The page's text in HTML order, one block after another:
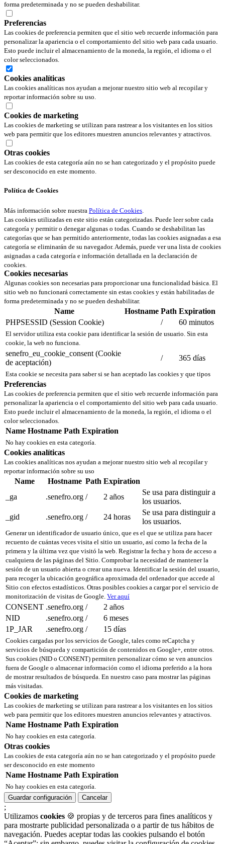
forma predeterminada y no se pueden deshabilitar.
Preferencias
Las cookies de preferencia permiten que el sitio web recuerde información para
personalizar la apariencia o el comportamiento del sitio web para cada usuario.
Esto puede incluir el almacenamiento de la moneda, la región, el idioma o el
color seleccionados.
Cookies analíticas
Las cookies analíticas nos ayudan a mejorar nuestro sitio web al recopilar y
reportar información sobre su uso.
Cookies de marketing
Las cookies de marketing se utilizan para rastrear a los visitantes en los sitios
web para permitir que los editores muestren anuncios relevantes y atractivos.
Otras cookies
Las cookies de esta categoría aún no se han categorizado y el propósito puede
ser desconocido en este momento.
Política de Cookies
Más información sobre nuestra Política de Cookies.
Las cookies utilizadas en este sitio están categorizadas. Puede leer sobre cada
categoría y permitir o denegar algunas o todas. Cuando se deshabilitan las
categorías que se han permitido anteriormente, todas las cookies asignadas a esa
categoría se eliminarán de su navegador. Además, puede ver una lista de cookies
asignadas a cada categoría e información detallada en la declaración de
cookies.
Cookies necesarias
Algunas cookies son necesarias para proporcionar una funcionalidad básica. El
sitio web no funcionará correctamente sin estas cookies y están habilitadas de
forma predeterminada y no se pueden deshabilitar.
Name Hostname Path Expiration
PHPSESSID (Session Cookie)
/ 60 minutos
El servidor utiliza esta cookie para identificar la sesión de usuario. Sin esta
cookie, la web no funciona.
senefro_eu_cookie_consent (Cookie
de aceptación)
/ 365 días
Esta cookie se necesita para saber si se han aceptado las cookies y que tipos
Preferencias
Las cookies de preferencia permiten que el sitio web recuerde información para
personalizar la apariencia o el comportamiento del sitio web para cada usuario.
Esto puede incluir el almacenamiento de la moneda, la región, el idioma o el
color seleccionados.
Name Hostname Path Expiration
No hay cookies en esta categoría.
Cookies analíticas
Las cookies analíticas nos ayudan a mejorar nuestro sitio web al recopilar y
reportar información sobre su uso
Name Hostname Path Expiration
_ga
.senefro.org / 2 años
Se usa para distinguir a
los usuarios.
_gid
.senefro.org / 24 horas
Se usa para distinguir a
los usuarios.
Generar un identificador de usuario único, que es el que se utiliza para hacer
recuento de cuántas veces visita el sitio un usuario, así como la fecha de la
primera y la última vez que visitó la web. Registrar la fecha y hora de acceso a
cualquiera de las páginas del Sitio. Comprobar la necesidad de mantener la
sesión de un usuario abierta o crear una nueva. Identificar la sesión del usuario,
para recoger la ubicación geográfica aproximada del ordenador que accede al
Sitio con efectos estadísticos. Otras posibles cookies a cargar por el servicio de
monitorización de visitas de Google. Ver aquí
CONSENT .senefro.org /
2 años
NID
.senefro.org /
6 meses
1P_JAR
.senefro.org / 15 días
Cookies cargadas por los servicios de Google, tales como reCaptcha y
servicios de búsqueda y compartición de contenidos en Google+, entre otros.
Sus cookies (NID o CONSENT) permiten personalizar cómo se ven anuncios
fuera de Google o almacenar información como el idioma preferido a la hora
de mostrar resultados de búsqueda. En nuestro caso para mostrar las páginas
más visitadas.
Cookies de marketing
Las cookies de marketing se utilizan para rastrear a los visitantes en los sitios
web para permitir que los editores muestren anuncios relevantes y atractivos.
Name Hostname Path Expiration
No hay cookies en esta categoría.
Otras cookies
Las cookies de esta categoría aún no se han categorizado y el propósito puede
ser desconocido en este momento
Name Hostname Path Expiration
No hay cookies en esta categoría.
Guardar configuración
Cancelar
;
Utilizamos cookies 🍪 propias y de terceros para fines analíticos y
para mostrarte publicidad personalizada o a partir de tus hábitos de
navegación. Puedes aceptar todas las cookies pulsando el botón